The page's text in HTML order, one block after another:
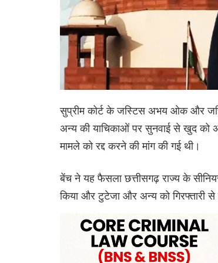
सुप्रीम कोर्ट के जस्टिस अभय ओक और
अन्य की याचिकाओं पर सुनवाई से खुद को
मामले को रद्द करने की मांग की गई थी।
बेंच ने यह फैसला छत्तीसगढ़ राज्य के
किया और टुटेजा और अन्य को गिरफ्तारी